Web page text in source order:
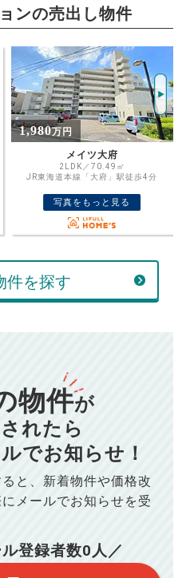
年
%
万円
万円
ョン計算結果
834
10,005 円
100,050 円
返済方式で試算しています。
入にて計算しております。
れの全期間で金利が変わらない設
万円
定額や希望売却価
るのもおすすめ◎
する
場合、譲渡所得税が発生する
寄りの税務署などにご確認く
も概算であり、手残り金額を
。
記の費用、引っ越し費用、住
料等は含まれておりませんの
で定められた上限で計算して
6万円＋消費税）
ンの売出し物件
1,700万円
メイツ大府
3SLDK／70.59㎡
JR東海道本線「大府」駅徒歩5分
写真をもっと見る
件を探す
物件が
れたら
でお知らせ！
と、 新着物件や価格改
メールでお知らせを受
登録者数0 人／